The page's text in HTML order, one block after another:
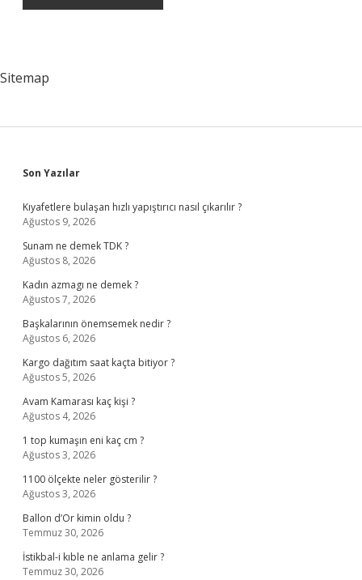
Sitemap
Sidebar
Son Yazılar
Kıyafetlere bulaşan hızlı yapıştırıcı nasıl çıkarılır ?
Ağustos 9, 2026
Sunam ne demek TDK ?
Ağustos 8, 2026
Kadın azmagı ne demek ?
Ağustos 7, 2026
Başkalarının önemsemek nedir ?
Ağustos 6, 2026
Kargo dağıtım saat kaçta bitiyor ?
Ağustos 5, 2026
Avam Kamarası kaç kişi ?
Ağustos 4, 2026
1 top kumaşın eni kaç cm ?
Ağustos 3, 2026
1100 ölçekte neler gösterilir ?
Ağustos 3, 2026
Ballon d’Or kimin oldu ?
Temmuz 30, 2026
İstikbal-i kıble ne anlama gelir ?
Temmuz 30, 2026